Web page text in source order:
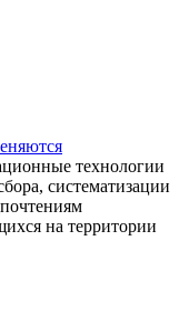
технологии
систематизации
на территории